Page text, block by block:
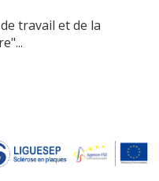
travail et de la